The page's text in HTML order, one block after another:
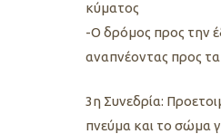
κύματος
-Ο δρόμος προς την
αναπνέοντας προς
3η Συνεδρία:
πνεύμα και το σώμα